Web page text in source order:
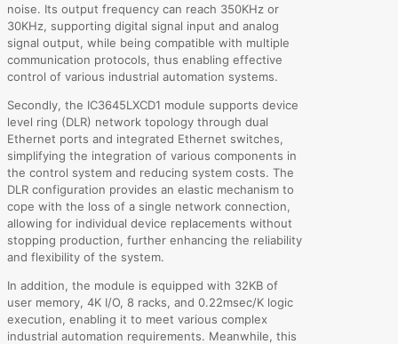
noise. Its output frequency can reach 350KHz or
30KHz, supporting digital signal input and analog
signal output, while being compatible with multiple
communication protocols, thus enabling effective
control of various industrial automation systems.
Secondly, the IC3645LXCD1 module supports device
level ring (DLR) network topology through dual
Ethernet ports and integrated Ethernet switches,
simplifying the integration of various components in
the control system and reducing system costs. The
DLR configuration provides an elastic mechanism to
cope with the loss of a single network connection,
allowing for individual device replacements without
stopping production, further enhancing the reliability
and flexibility of the system.
In addition, the module is equipped with 32KB of
user memory, 4K I/O, 8 racks, and 0.22msec/K logic
execution, enabling it to meet various complex
industrial automation requirements. Meanwhile, this